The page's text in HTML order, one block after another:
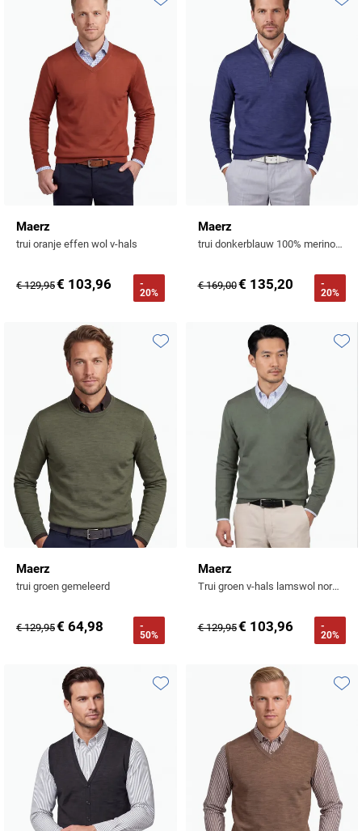
Maerz
trui oranje effen wol v-hals
€ 129,95€ 103,96
-
20%
Toevoegen aan favorieten
Maerz
trui donkerblauw 100% merinowol
€ 169,00€ 135,20
-
20%
Maerz
trui groen gemeleerd
€ 129,95€ 64,98
-
50%
Toevoegen aan favorieten
Maerz
Trui groen v-hals lamswol normale fit
€ 129,95€ 103,96
-
20%
Toevoegen aan favorieten